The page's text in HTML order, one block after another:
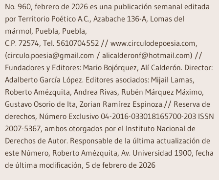
No. 960, febrero de 2026 es una publicación semanal editada
por Territorio Poético A.C., Azabache 136-A, Lomas del
mármol, Puebla, Puebla,
C.P. 72574, Tel. 5610704552 // www.circulodepoesia.com,
(circulo.poesia@gmail.com / alicalderonf@hotmail.com) //
Fundadores y Editores: Mario Bojórquez, Alí Calderón. Director:
Adalberto García López. Editores asociados: Mijail Lamas,
Roberto Amézquita, Andrea Rivas, Rubén Márquez Máximo,
Gustavo Osorio de Ita, Zorian Ramírez Espinoza.// Reserva de
derechos, Número Exclusivo 04-2016-033018165700-203 ISSN
2007-5367, ambos otorgados por el Instituto Nacional de
Derechos de Autor. Responsable de la última actualización de
este Número, Roberto Amézquita, Av. Universidad 1900, fecha
de última modificación, 5 de febrero de 2026